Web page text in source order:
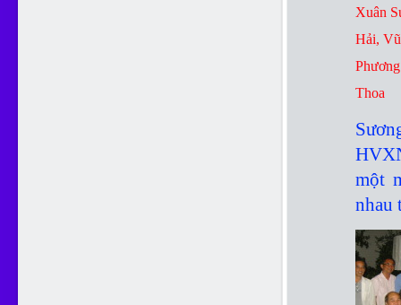
Xuân
Hải,
Thoa
một
nhau